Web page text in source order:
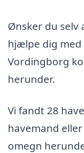
Ønsker du selv
hjælpe dig med
Vordingborg
herunder.
Vi fandt 28
havemand
omegn